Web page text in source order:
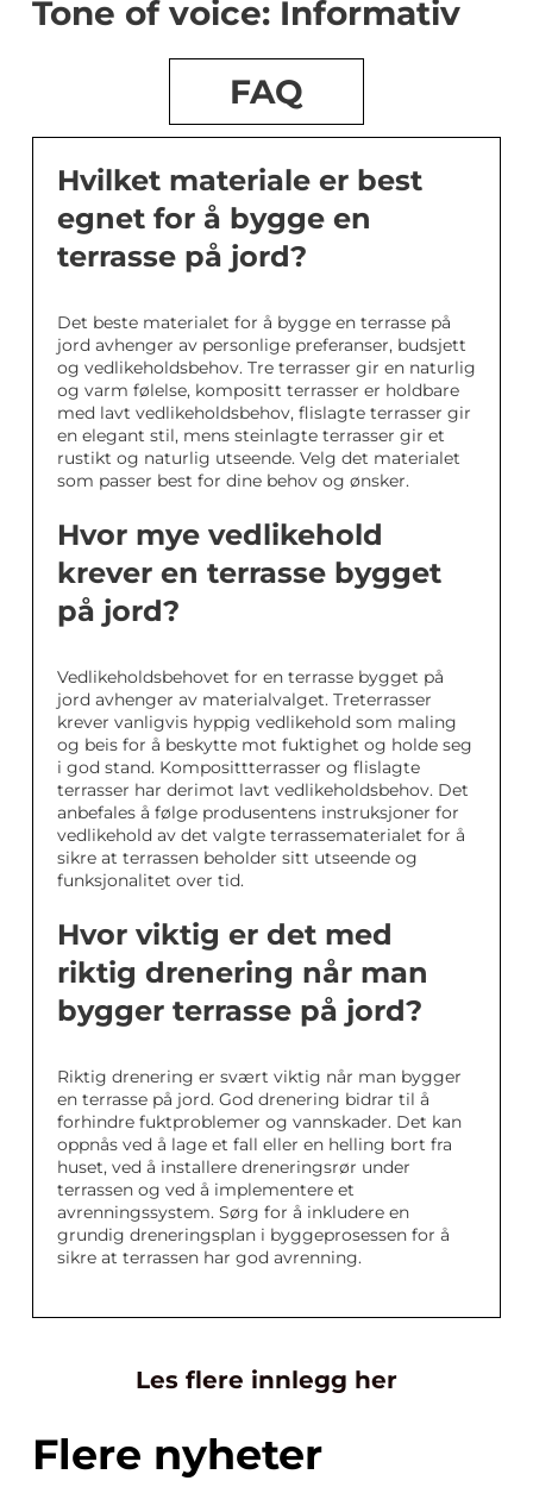
Tone of voice: Informativ
FAQ
Hvilket materiale er best
egnet for å bygge en
terrasse på jord?
Det beste materialet for å bygge en terrasse på
jord avhenger av personlige preferanser, budsjett
og vedlikeholdsbehov. Tre terrasser gir en naturlig
og varm følelse, kompositt terrasser er holdbare
med lavt vedlikeholdsbehov, flislagte terrasser gir
en elegant stil, mens steinlagte terrasser gir et
rustikt og naturlig utseende. Velg det materialet
som passer best for dine behov og ønsker.
Hvor mye vedlikehold
krever en terrasse bygget
på jord?
Vedlikeholdsbehovet for en terrasse bygget på
jord avhenger av materialvalget. Treterrasser
krever vanligvis hyppig vedlikehold som maling
og beis for å beskytte mot fuktighet og holde seg
i god stand. Komposittterrasser og flislagte
terrasser har derimot lavt vedlikeholdsbehov. Det
anbefales å følge produsentens instruksjoner for
vedlikehold av det valgte terrassematerialet for å
sikre at terrassen beholder sitt utseende og
funksjonalitet over tid.
Hvor viktig er det med
riktig drenering når man
bygger terrasse på jord?
Riktig drenering er svært viktig når man bygger
en terrasse på jord. God drenering bidrar til å
forhindre fuktproblemer og vannskader. Det kan
oppnås ved å lage et fall eller en helling bort fra
huset, ved å installere dreneringsrør under
terrassen og ved å implementere et
avrenningssystem. Sørg for å inkludere en
grundig dreneringsplan i byggeprosessen for å
sikre at terrassen har god avrenning.
Les flere innlegg her
Flere nyheter